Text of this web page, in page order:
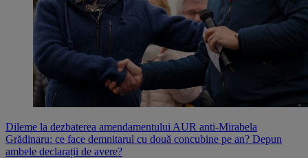
Dileme la dezbaterea amendamentului AUR anti-Mirabela
Grădinaru: ce face demnitarul cu două concubine pe an? Depun
ambele declarații de avere?